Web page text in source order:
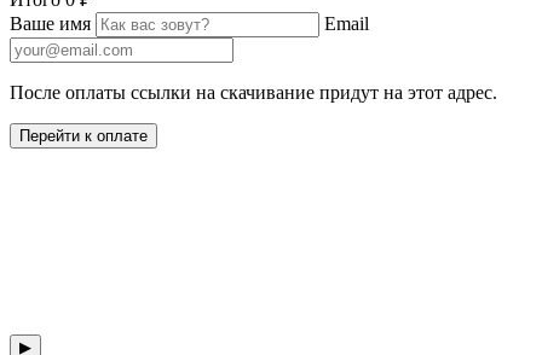
Ваше имя
Email
После оплаты ссылки на скачивание придут на этот адрес.
Перейти к оплате
▶